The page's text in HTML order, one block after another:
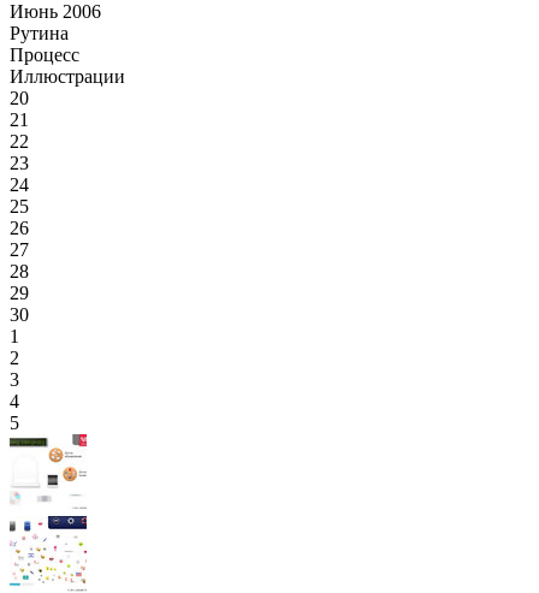
Июнь 2006
Рутина
Процесс
Иллюстрации
20
21
22
23
24
25
26
27
28
29
30
1
2
3
4
5